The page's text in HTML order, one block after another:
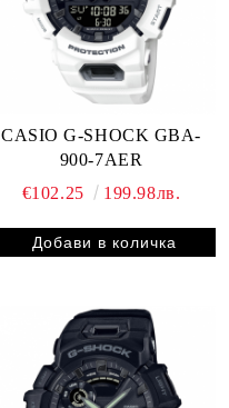
CASIO G-SHOCK GBA-
900-7AER
€102.25
199.98лв.